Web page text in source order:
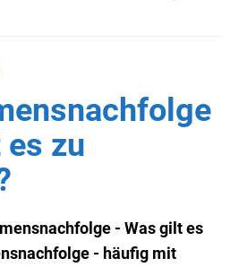
zu
- Was gilt es
- häufig mit